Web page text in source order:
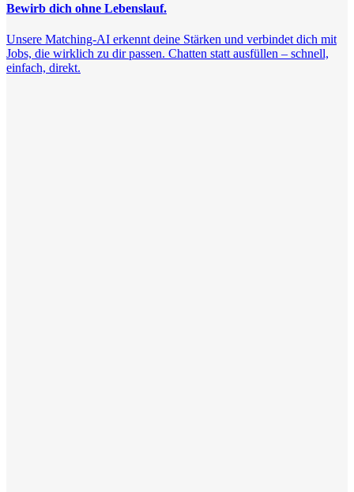
Bewirb dich ohne Lebenslauf.
Unsere Matching-AI erkennt deine Stärken und verbindet dich mit
Jobs, die wirklich zu dir passen. Chatten statt ausfüllen – schnell,
einfach, direkt.